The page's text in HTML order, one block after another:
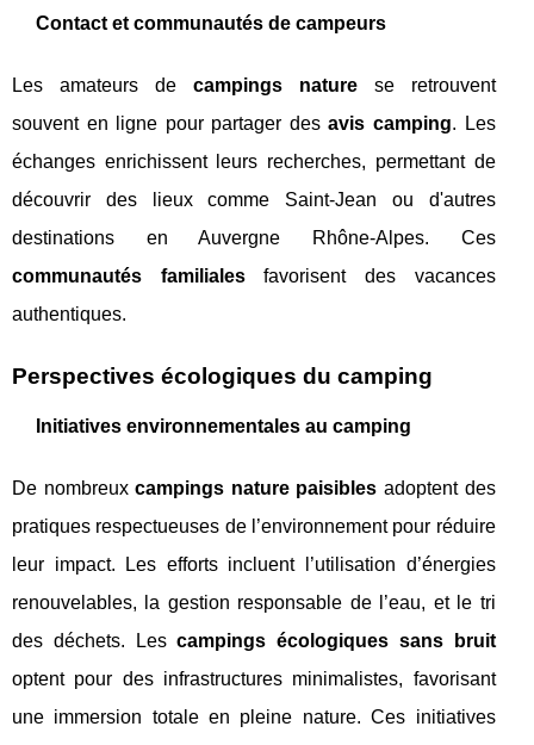
Contact et communautés de campeurs
Les amateurs de campings naturese retrouvent
souvent en ligne pour partager desavis camping. Les
échanges enrichissent leurs recherches, permettant de
découvrir des lieux comme Saint-Jean ou d'autres
destinations en Auvergne Rhône-Alpes. Ces
communautés familialesfavorisent des vacances
authentiques.
Perspectives écologiques du camping
Initiatives environnementales au camping
De nombreuxcampings nature paisibles adoptent des
pratiques respectueuses de l’environnement pour réduire
leur impact. Les efforts incluent l’utilisation d’énergies
renouvelables, la gestion responsable de l’eau, et le tri
des déchets. Lescampings écologiques sans bruit
optent pour des infrastructures minimalistes, favorisant
une immersion totale en pleine nature. Ces initiatives